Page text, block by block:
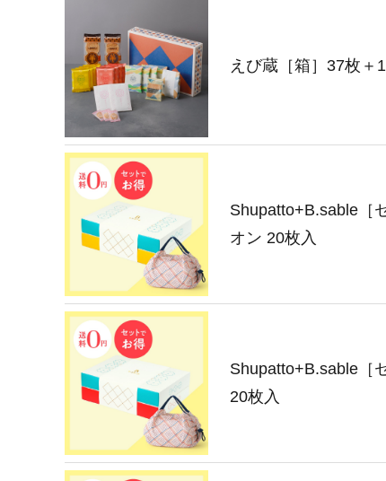
えび蔵［箱］37枚＋
Shupatto+B.sable［
オン 20枚入
Shupatto+B.sable［
20枚入